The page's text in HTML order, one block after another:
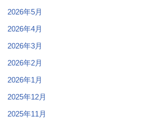
2026年5月
2026年4月
2026年3月
2026年2月
2026年1月
2025年12月
2025年11月